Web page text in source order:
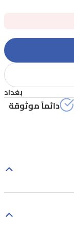
بغداد
دائماً موثوقة